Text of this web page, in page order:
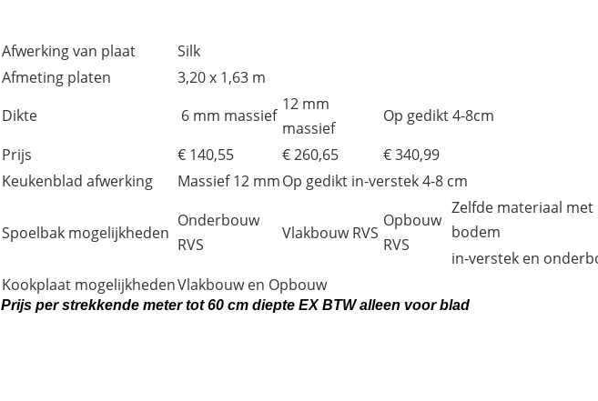
Afwerking van plaat
Silk
Afmeting platen
3,20 x 1,63 m
Dikte
6 mm massief
12 mm
massief
Op gedikt 4-8cm
Prijs
€ 140,55 € 260,65
€ 340,99
Keukenblad afwerking
Massief 12 mmOp gedikt in-verstek 4-8 cm
Spoelbak mogelijkheden
Onderbouw
RVS
Vlakbouw RVS
Opbouw
RVS
Zelfde materiaal met
bodem
in-verstek en
Kookplaat mogelijkhedenVlakbouw en Opbouw
Prijs per strekkende meter tot 60 cm diepte EX BTW alleen voor blad